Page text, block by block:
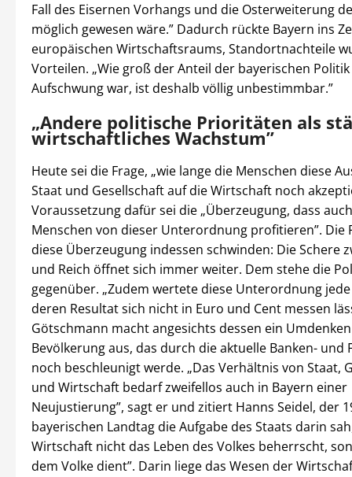
Fall des Eisernen Vorhangs und die Osterweiterung
möglich gewesen wäre.” Dadurch rückte Bayern ins
europäischen Wirtschaftsraums, Standortnachteile
Vorteilen. „Wie groß der Anteil der bayerischen
Aufschwung war, ist deshalb völlig unbestimmbar.”
„Andere politische Prioritäten als
wirtschaftliches Wachstum”
Heute sei die Frage, „wie lange die Menschen diese
Staat und Gesellschaft auf die Wirtschaft noch
Voraussetzung dafür sei die „Überzeugung, dass
Menschen von dieser Unterordnung profitieren”. Die
diese Überzeugung indessen schwinden: Die Schere
und Reich öffnet sich immer weiter. Dem stehe die
gegenüber. „Zudem wertete diese Unterordnung
deren Resultat sich nicht in Euro und Cent messen
Götschmann macht angesichts dessen ein
Bevölkerung aus, das durch die aktuelle Banken- und
noch beschleunigt werde. „Das Verhältnis von Staat,
und Wirtschaft bedarf zweifellos auch in Bayern einer
Neujustierung”, sagt er und zitiert Hanns Seidel, der
bayerischen Landtag die Aufgabe des Staats darin
Wirtschaft nicht das Leben des Volkes beherrscht,
dem Volke dient”. Darin liege das Wesen der